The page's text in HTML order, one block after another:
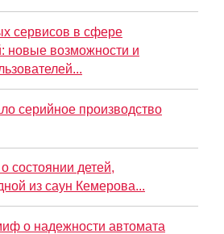
сервисов в сфере
новые возможности и
серийное производство
состоянии детей,
из саун Кемерова...
о надежности автомата